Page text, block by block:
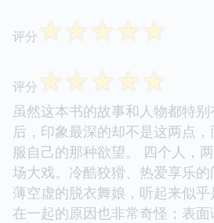
评分 ☆☆☆☆☆
评分 ☆☆☆☆☆
虽然这本书的故事和人物都特
后，印象最深的却不是这两点
服自己的那种欲望。 四个人，
场大戏。冷酷狡猾、热爱享乐
薄空虚的脱衣舞娘，听起来似
在一起的原因也非常奇怪；表面